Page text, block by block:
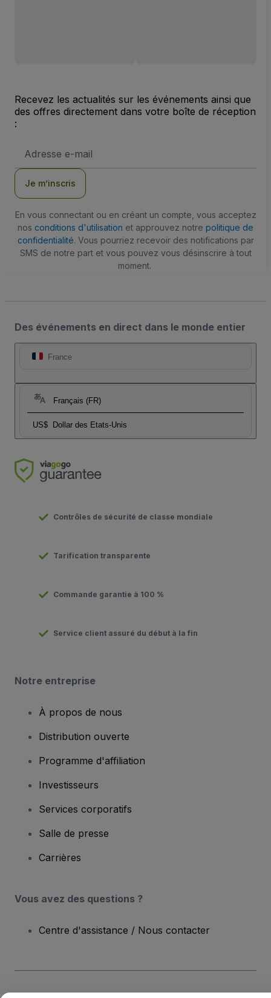
Recevez les actualités sur les événements ainsi que
des offres directement dans votre boîte de réception
:
e-
Je m’inscris
En vous connectant ou en créant un compte, vous acceptez
nos conditions d'utilisation et approuvez notre politique de
confidentialité. Vous pourriez recevoir des notifications par
SMS de notre part et vous pouvez vous désinscrire à tout
moment.
Des événements en direct dans le monde entier
France
Français (FR)
US$ Dollar des Etats-Unis
Contrôles de sécurité de classe mondiale
Tarification transparente
Commande garantie à 100 %
Service client assuré du début à la fin
Notre entreprise
À propos de nous
Distribution ouverte
Programme d'affiliation
Investisseurs
Services corporatifs
Salle de presse
Carrières
Vous avez des questions ?
Centre d'assistance / Nous contacter